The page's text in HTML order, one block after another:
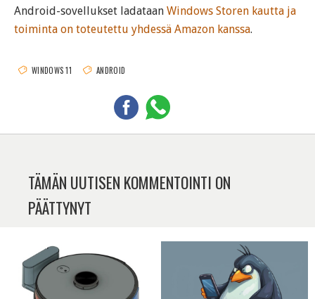
Android-sovellukset ladataan Windows Storen kautta ja
toiminta on toteutettu yhdessä Amazon kanssa.
WINDOWS 11 ANDROID
TÄMÄN UUTISEN KOMMENTOINTI ON
PÄÄTTYNYT